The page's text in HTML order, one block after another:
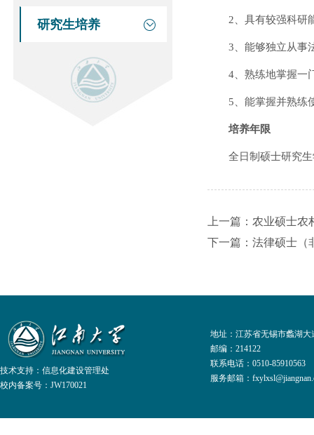
研究生培养 2、具有较强科研
3、能够独立从事
4、熟练地掌握一
5、能掌握并熟练
培养年限
全日制硕士研究
上一篇：农业硕士
下一篇：法律硕士（
技术支持： 信息化建设管理处
校内备案号：JW170021
地址：江苏省无锡市蠡湖大
邮编：214122
联系电话：0510-
服务邮箱：